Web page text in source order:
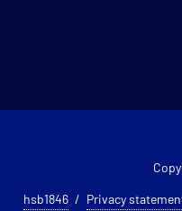
hsb1846 Privacy